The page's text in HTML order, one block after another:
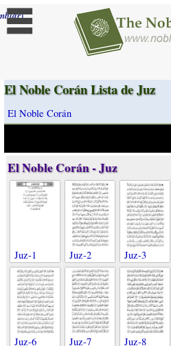
]
El Noble Corán Lista de Juz
El Noble Corán
El Noble Corán - Juz
Juz-1 Juz-2 Juz-3
Juz-6 Juz-7 Juz-8